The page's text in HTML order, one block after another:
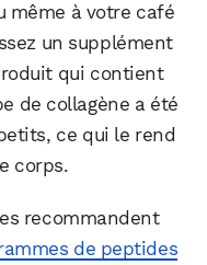
même à votre café
un supplément
qui contient
de collagène a été
ce qui le rend
corps.
recommandent
de peptides